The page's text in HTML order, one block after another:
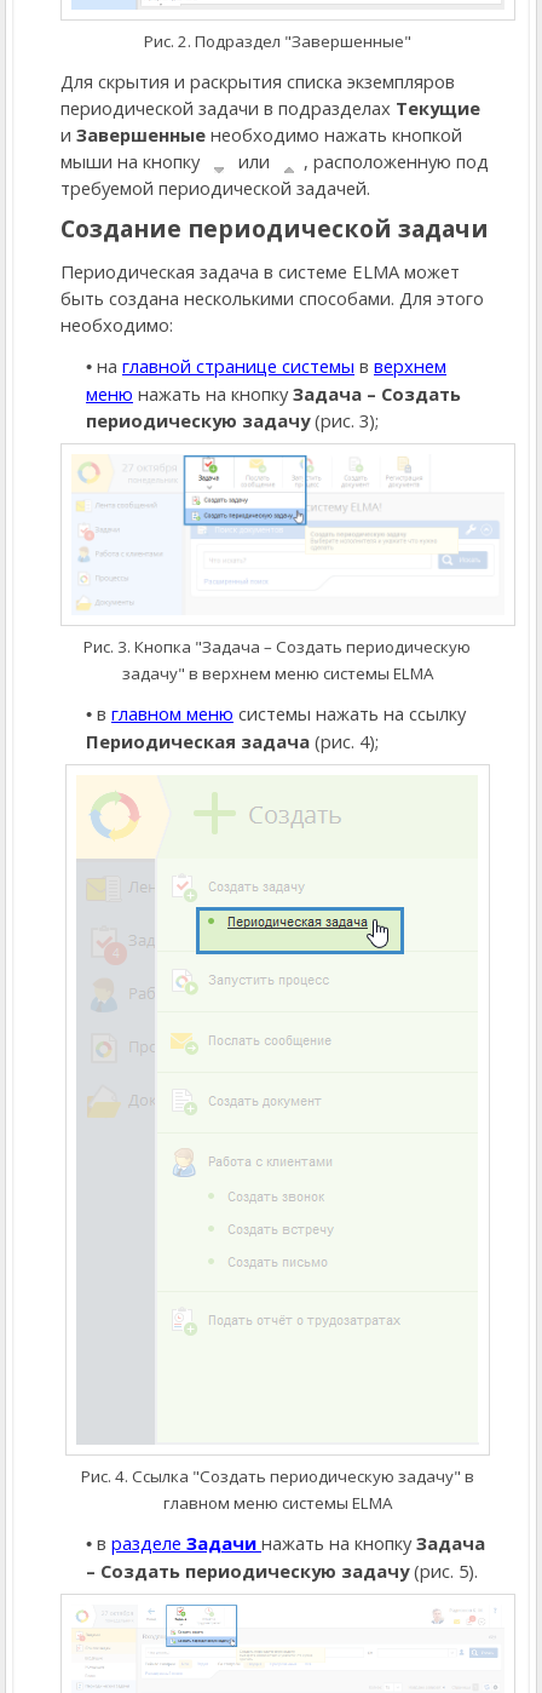
Рис. 2. Подраздел "Завершенные"
Для скрытия и раскрытия списка экземпляров
периодической задачи в подразделах Текущие
и Завершенные необходимо нажать кнопкой
мыши на кнопку
или
, расположенную под
требуемой периодической задачей.
Создание периодической задачи
Периодическая задача в системе ELMA может
быть создана несколькими способами. Для этого
необходимо:
на главной странице системы в верхнем
меню нажать на кнопкуЗадача – Создать
периодическую задачу(рис. 3);
Рис. 3. Кнопка "Задача – Создать периодическую
задачу" в верхнем меню системы ELMA
в главном меню системы нажать на ссылку
Периодическая задача (рис. 4);
Рис. 4. Ссылка "Создать периодическую задачу" в
главном меню системы ELMA
в разделе Задачи нажать на кнопкуЗадача
– Создать периодическую задачу(рис. 5).